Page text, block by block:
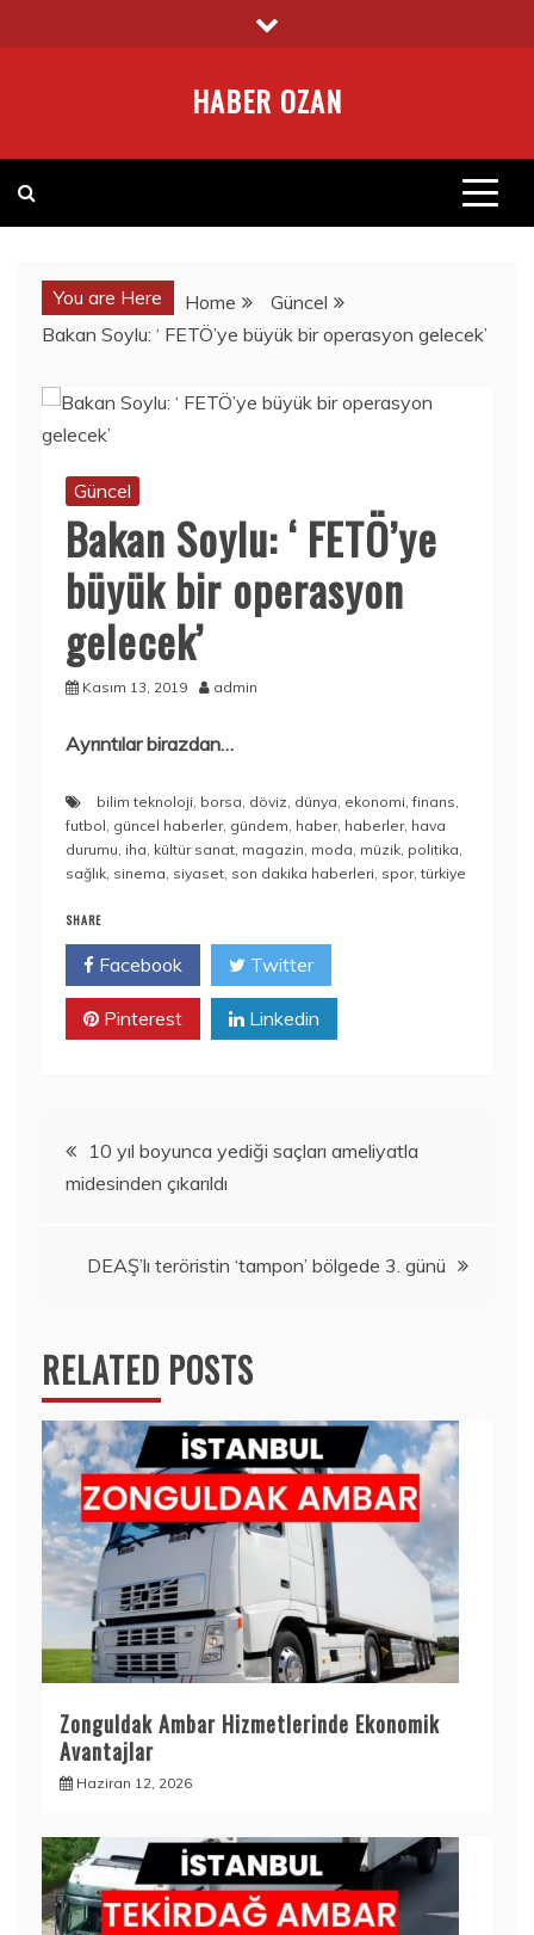
to
HABER OZAN
You are Here Home
Güncel
Bakan Soylu: ‘ FETÖ’ye büyük bir operasyon gelecek’
Güncel
Bakan Soylu: ‘ FETÖ’ye
büyük bir operasyon
gelecek’
Kasım 13, 2019 admin
Ayrıntılar birazdan…
bilim teknoloji, borsa, döviz, dünya, ekonomi,finans,
futbol, güncel haberler, gündem, haber, haberler, hava
durumu, iha, kültür sanat, magazin, moda, müzik, politika,
sağlık, sinema, siyaset, son dakika haberleri, spor,türkiye
SHARE
Facebook Twitter
Pinterest Linkedin
Yazı
gezinmesi
10 yıl boyunca yediği saçları ameliyatla
midesinden çıkarıldı
DEAŞ’lı teröristin ‘tampon’ bölgede 3. günü
RELATED POSTS
Zonguldak Ambar Hizmetlerinde Ekonomik
Avantajlar
Haziran 12, 2026